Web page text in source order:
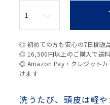
◎ 初めての方も安心の7日間返
◎ 16,500円以上のご購入で送
◎ Amazon Pay・クレジットカ
けます
洗うたび、頭皮は軽や